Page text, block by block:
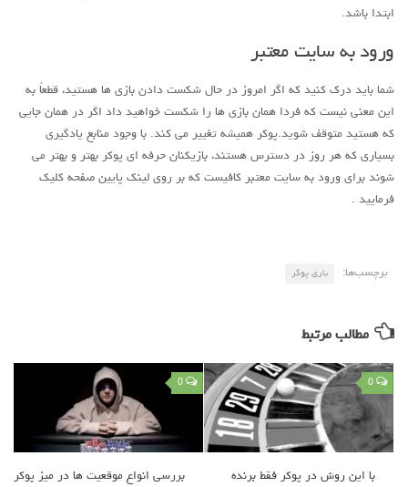
ابتدا باشد.
ورود به سایت معتبر
شما باید درک کنید که اگر امروز در حال شکست دادن بازی ها هستید، قطعاً به
این معنی نیست که فردا همان بازی ها را شکست خواهید داد اگر در همان جایی
که هستید متوقف شوید.پوکر همیشه تغییر می کند. با وجود منابع یادگیری
بسیاری که هر روز در دسترس هستند، بازیکنان حرفه ای پوکر بهتر و بهتر می
شوند برای ورود به سایت معتبر کافیست که بر روی لینک پایین صفحه کلیک
فرمایید .
برچسب‌ها: باری پوکر
مطالب مرتبط
0
با این روش در پوکر فقط برنده
0
بررسی انواع موقعیت ها در میز پوکر